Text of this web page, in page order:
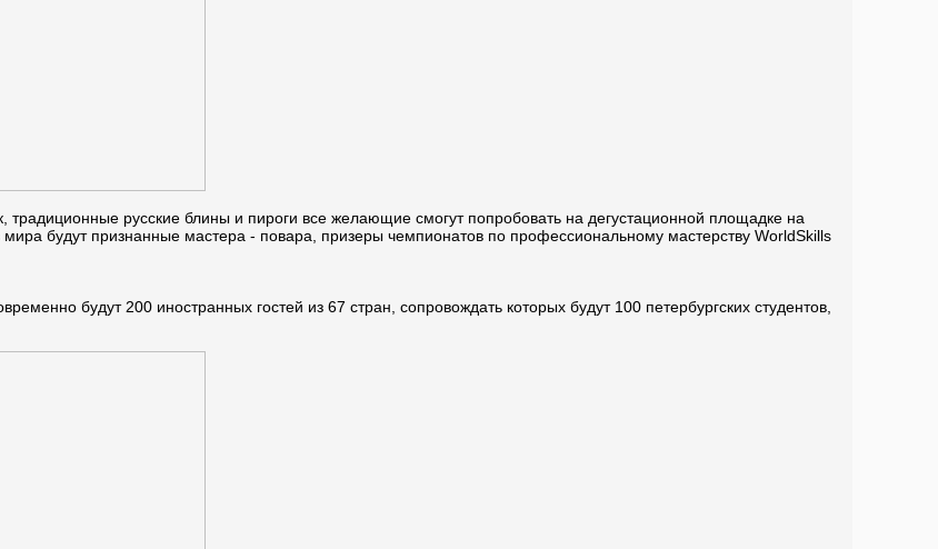
традиционные русские блины и пироги все желающие смогут попробовать на дегустационной площадке на
будут признанные мастера - повара, призеры чемпионатов по профессиональному мастерству WorldSkills
будут 200 иностранных гостей из 67 стран, сопровождать которых будут 100 петербургских студентов,